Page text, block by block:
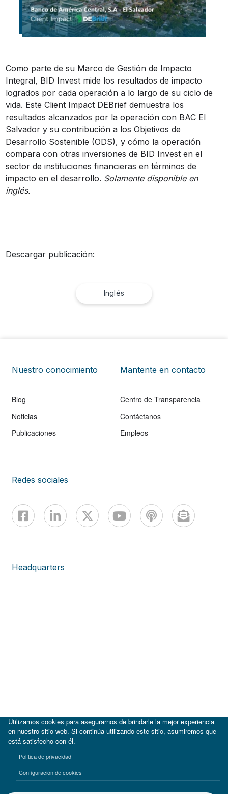
Como parte de su Marco de Gestión de Impacto
Integral, BID Invest mide los resultados de impacto
logrados por cada operación a lo largo de su ciclo de
vida. Este Client Impact DEBrief demuestra los
resultados alcanzados por la operación con BAC El
Salvador y su contribución a los Objetivos de
Desarrollo Sostenible (ODS), y cómo la operación
compara con otras inversiones de BID Invest en el
sector de instituciones financieras en términos de
impacto en el desarrollo. Solamente disponible en
inglés.
Descargar publicación:
Inglés
Nuestro conocimiento
Blog
Noticias
Publicaciones
Mantente en contacto
Centro de Transparencia
Contáctanos
Empleos
Redes sociales
Headquarters
Términos de uso Aviso de privacidad
Utilizamos cookies para asegurarnos de brindarle la mejor experiencia
en nuestro sitio web. Si continúa utilizando este sitio, asumiremos que
está satisfecho con él.
Política de privacidad
Configuración de cookies